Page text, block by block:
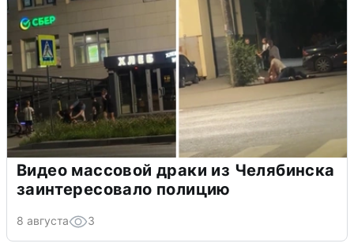
Видео массовой драки из Челябинска
заинтересовало полицию
8 августа 3